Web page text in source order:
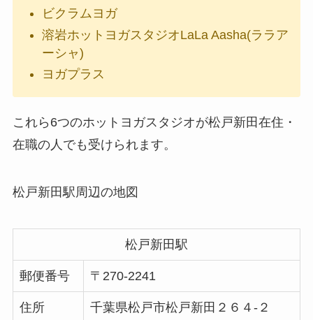
ビクラムヨガ
溶岩ホットヨガスタジオLaLa Aasha(ララア
ーシャ)
ヨガプラス
これら6つのホットヨガスタジオが松戸新田在住・
在職の人でも受けられます。
松戸新田駅周辺の地図
松戸新田駅
郵便番号 〒270-2241
住所 千葉県松戸市松戸新田２６４-２